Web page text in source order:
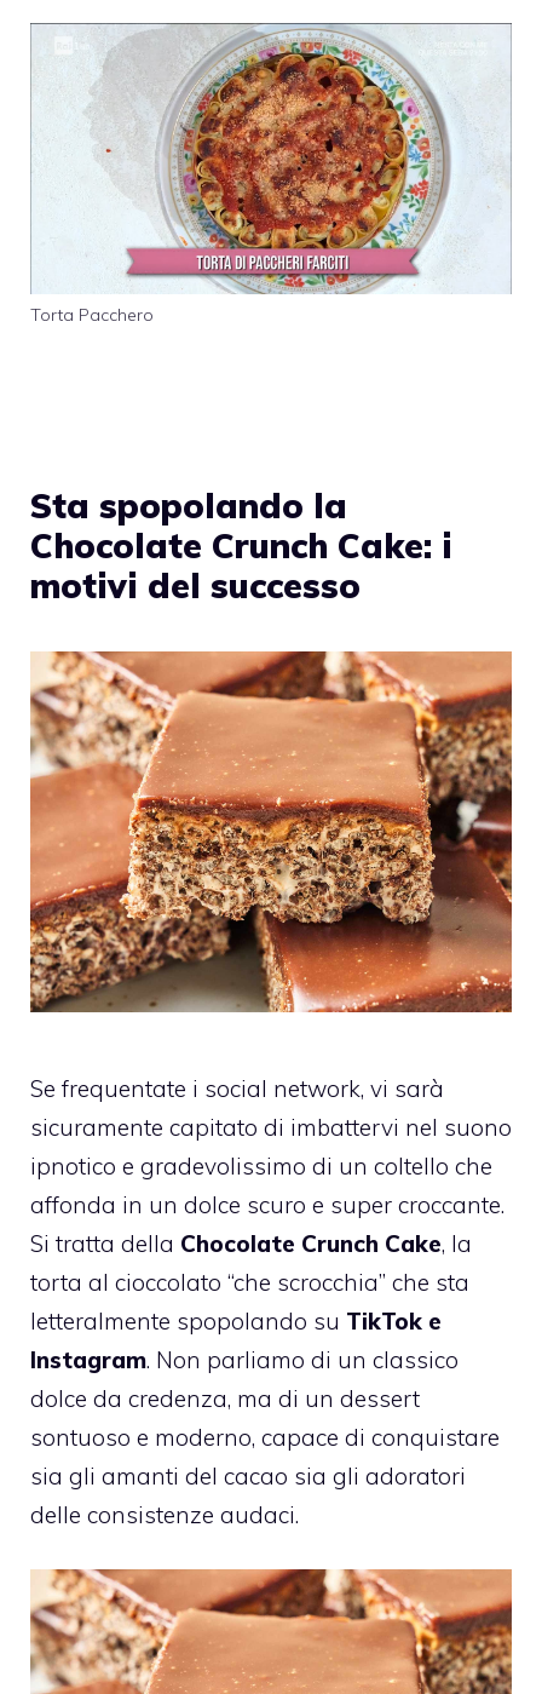
Torta Pacchero
Sta spopolando la
Chocolate Crunch Cake: i
motivi del successo
Se frequentate i social network, vi sarà
sicuramente capitato di imbattervi nel suono
ipnotico e gradevolissimo di un coltello che
affonda in un dolce scuro e super croccante.
Si tratta della Chocolate Crunch Cake, la
torta al cioccolato “che scrocchia” che sta
letteralmente spopolando su TikTok e
Instagram. Non parliamo di un classico
dolce da credenza, ma di un dessert
sontuoso e moderno, capace di conquistare
sia gli amanti del cacao sia gli adoratori
delle consistenze audaci.